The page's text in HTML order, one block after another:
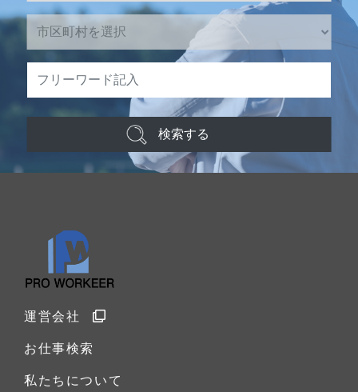
検索する
運営会社
お仕事検索
私たちについて